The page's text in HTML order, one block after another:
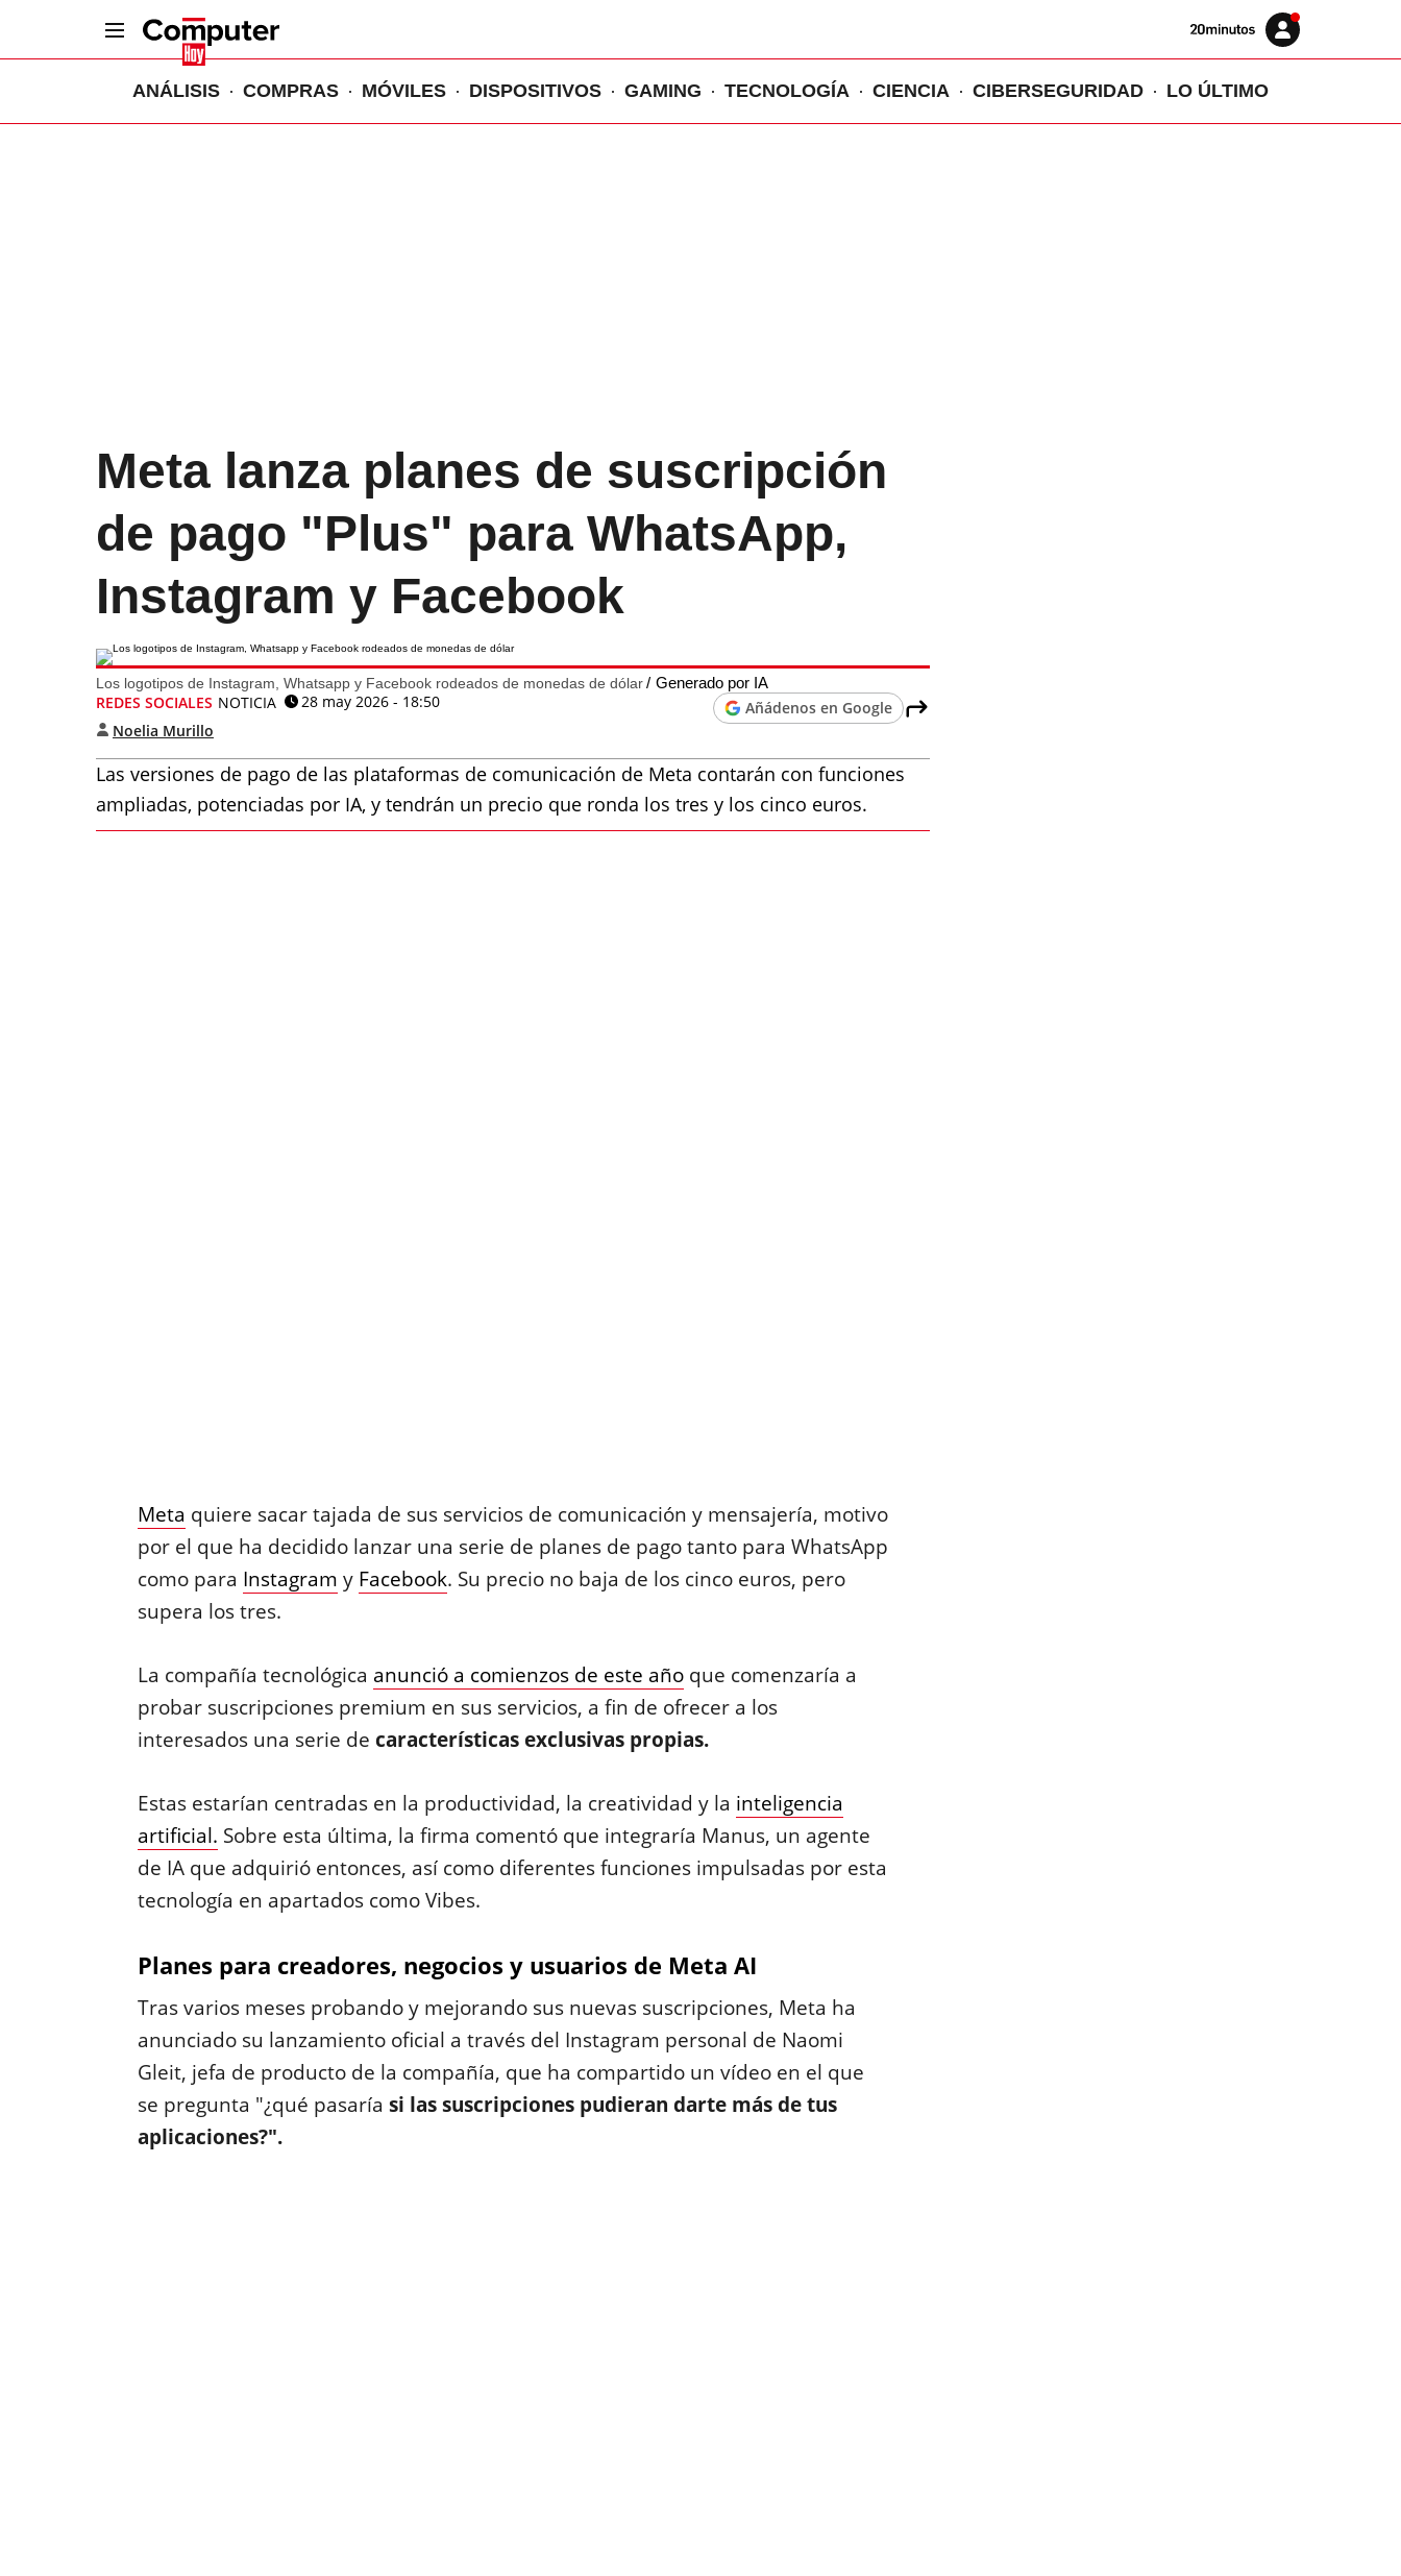
Volver
Iniciar
sesión
ANÁLISIS COMPRAS MÓVILES DISPOSITIVOS GAMING TECNOLOGÍA CIENCIA CIBERSEGURIDAD LO ÚLTIMO
Meta lanza planes de suscripción
de pago "Plus" para WhatsApp,
Instagram y Facebook
Los logotipos de Instagram, Whatsapp y Facebook rodeados de monedas de dólar Generado por IA
REDES SOCIALES NOTICIA
28 may 2026 - 18:50
Noelia Murillo
Añádenos en Google
Las versiones de pago de las plataformas de comunicación de Meta contarán con funciones
ampliadas, potenciadas por IA, y tendrán un precio que ronda los tres y los cinco euros.
Meta quiere sacar tajada de sus servicios de comunicación y mensajería, motivo
por el que ha decidido lanzar una serie de planes de pago tanto para WhatsApp
como para Instagram y Facebook. Su precio no baja de los cinco euros, pero
supera los tres.
La compañía tecnológica anunció a comienzos de este añoque comenzaría a
probar suscripciones premium en sus servicios, a fin de ofrecer a los
interesados una serie de características exclusivas propias.
Estas estarían centradas en la productividad, la creatividad y la inteligencia
artificial. Sobre esta última, la firma comentó que integraría Manus, un agente
de IA que adquirió entonces, así como diferentes funciones impulsadas por esta
tecnología en apartados como Vibes.
Planes para creadores, negocios y usuarios de Meta AI
Tras varios meses probando y mejorando sus nuevas suscripciones, Meta ha
anunciado su lanzamiento oficial a través del Instagram personal de Naomi
Gleit, jefa de producto de la compañía, que ha compartido un vídeo en el que
se pregunta "¿qué pasaría si las suscripciones pudieran darte más de tus
aplicaciones?".